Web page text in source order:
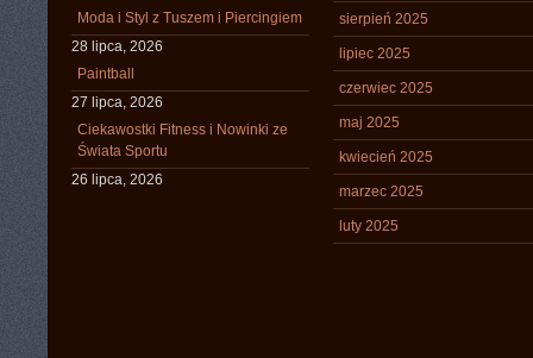
Moda i Styl z Tuszem i Piercingiem
28 lipca, 2026
Paintball
27 lipca, 2026
Ciekawostki Fitness i Nowinki ze
Świata Sportu
26 lipca, 2026
sierpień 2025
lipiec 2025
czerwiec 2025
maj 2025
kwiecień 2025
marzec 2025
luty 2025